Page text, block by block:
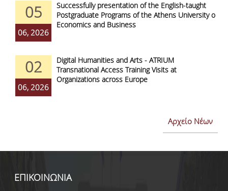
05
06, 2026
Successfully presentation of the English-taught
Postgraduate Programs of the Athens University of
Economics and Business
02
06, 2026
Digital Humanities and Arts - ATRIUM
Transnational Access Training Visits at
Organizations across Europe
Αρχείο Νέων
ΕΠΙΚΟΙΝΩΝΙΑ